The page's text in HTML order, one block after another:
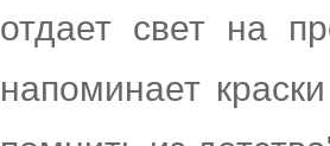
отдает свет на
напоминает